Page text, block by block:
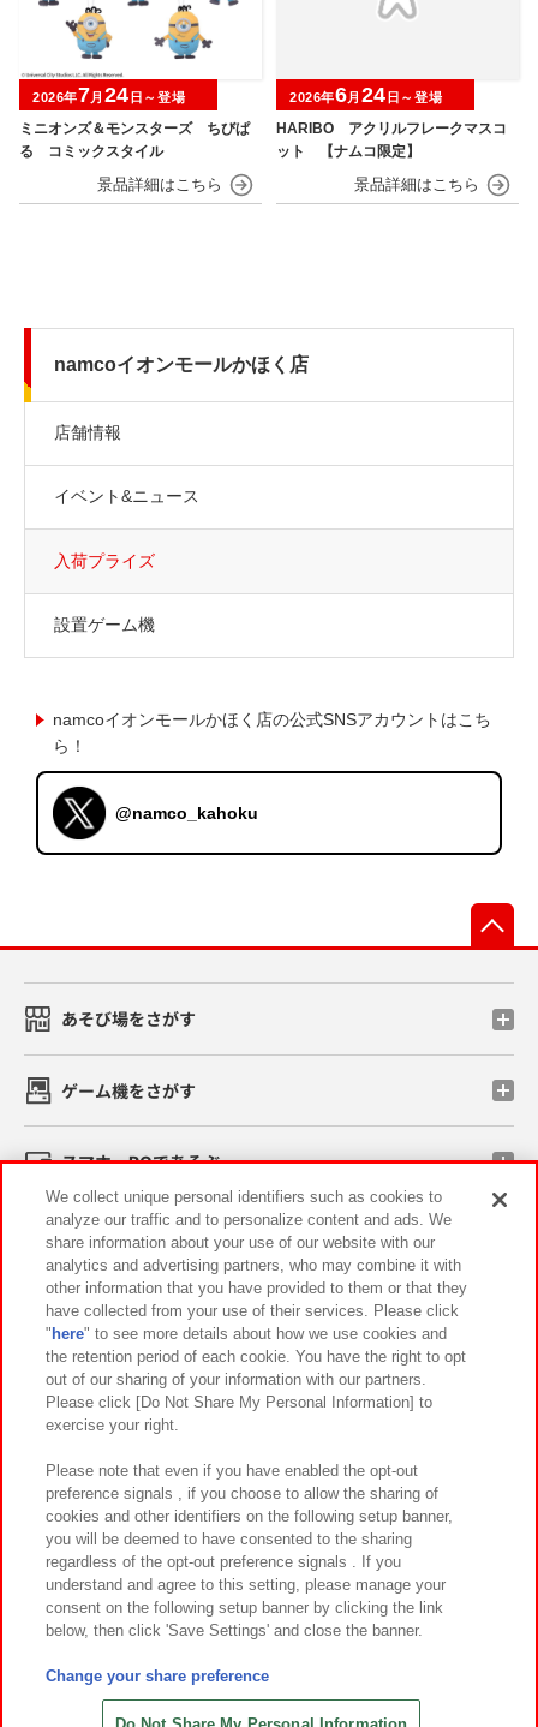
ミニオンズ＆モンスターズ ちびぱ
る コミックスタイル
2026年7月 24 日～登場
HARIBO アクリルフレークマスコ
ット 【ナムコ限定】
2026年6月 24 日～登場
namcoイオンモールかほく店
店舗情報
イベント&ニュース
入荷プライズ
設置ゲーム機
namcoイオンモールかほく店の公式SNSアカウントはこち
ら！
@namco_kahoku
あそび場をさがす
ゲーム機をさがす
スマホ・PCであそぶ
イベント・キャンペーン
関連会社 サステナビリティ サイトポリシー
プライバシーポリシー ウェブアクセシビリティ方針と検証結果
お取引先さまとともに
カスタマーハラスメント対応方針 よくあるご質問・お問い合わせ
©Bandai Namco Amusement Inc.
©Bandai Namco Amusement Lab Inc.
©HANAYASHIKI Co., Ltd. All Rights Reserved.
We collect unique personal identifiers such as cookies to
analyze our traffic and to personalize content and ads. We
share information about your use of our website with our
analytics and advertising partners, who may combine it with
other information that you have provided to them or that they
have collected from your use of their services. Please click
" here" to see more details about how we use cookies and
the retention period of each cookie. You have the right to opt
out of our sharing of your information with our partners.
Please click [Do Not Share My Personal Information] to
exercise your right.
Please note that even if you have enabled the opt-out
preference signals , if you choose to allow the sharing of
cookies and other identifiers on the following setup banner,
you will be deemed to have consented to the sharing
regardless of the opt-out preference signals . If you
understand and agree to this setting, please manage your
consent on the following setup banner by clicking the link
below, then click 'Save Settings' and close the banner.
Change your share preference